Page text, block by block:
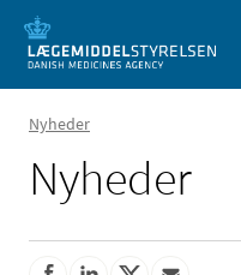
Nyheder
Nyheder